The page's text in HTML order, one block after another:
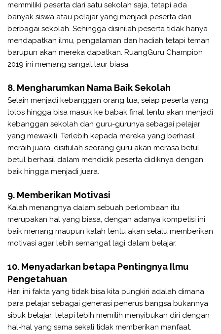
memmiliki peserta dari satu sekolah saja, tetapi ada
banyak siswa atau pelajar yang menjadi peserta dari
berbagai sekolah. Sehingga disinilah peserta tidak hanya
mendapatkan ilmu, pengalaman dan hadiah tetapi teman
barupun akan mereka dapatkan. RuangGuru Champion
2019 ini memang sangat laur biasa.
8. Mengharumkan Nama Baik Sekolah
Selain menjadi kebanggan orang tua, seiap peserta yang
lolos hingga bisa masuk ke babak final tentu akan menjadi
kebanggan sekolah dan guru-gurunya sebagai pelajar
yang mewakili. Terlebih kepada mereka yang berhasil
meraih juara, disitulah seorang guru akan merasa betul-
betul berhasil dalam mendidik peserta didiknya dengan
baik hingga menjadi juara.
9. Memberikan Motivasi
Kalah menangnya dalam sebuah perlombaan itu
merupakan hal yang biasa, dengan adanya kompetisi ini
baik menang maupun kalah tentu akan selalu memberikan
motivasi agar lebih semangat lagi dalam belajar.
10. Menyadarkan betapa Pentingnya Ilmu
Pengetahuan
Hari ini fakta yang tidak bisa kita pungkiri adalah dimana
para pelajar sebagai generasi penerus bangsa bukannya
sibuk belajar, tetapi lebih memilih menyibukan diri dengan
hal-hal yang sama sekali tidak memberikan manfaat.